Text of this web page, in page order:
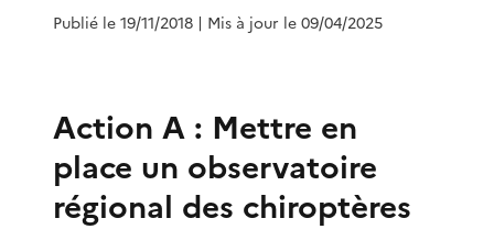
Publié le 19/11/2018 | Mis à jour le 09/04/2025
Action A : Mettre en
place un observatoire
régional des chiroptères